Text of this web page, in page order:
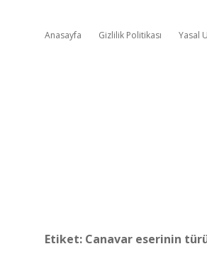
Anasayfa Gizlilik Politikası Yasal
Etiket: Canavar eserinin